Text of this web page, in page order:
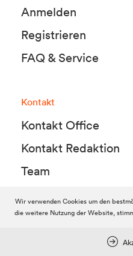
Anmelden
Registrieren
FAQ & Service
Kontakt
Kontakt Office
Kontakt Redaktion
Team
© 2010-2026 Dolomitenstadt.at
Wir verwenden Cookies um den
die weitere Nutzung der Website,